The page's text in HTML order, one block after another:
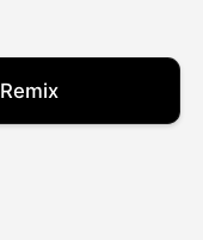
Remix